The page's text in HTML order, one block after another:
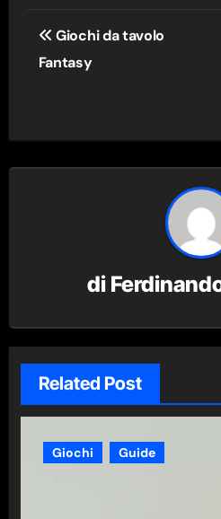
Navigazione
articoli
Giochi da tavolo
Fantasy
di
Related Post
Giochi Guide